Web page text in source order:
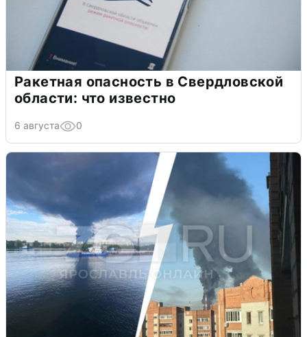
Ракетная опасность в Свердловской
области: что известно
6 августа 0